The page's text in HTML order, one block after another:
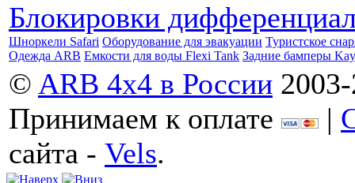
Блокировки
Шноркели Safari Оборудование для эвакуации Туристское
Одежда ARB Емкости для воды Flexi Tank Задние бамперы
© ARB 4x4 в России
Принимаем к оплате
|
сайта - Vels.